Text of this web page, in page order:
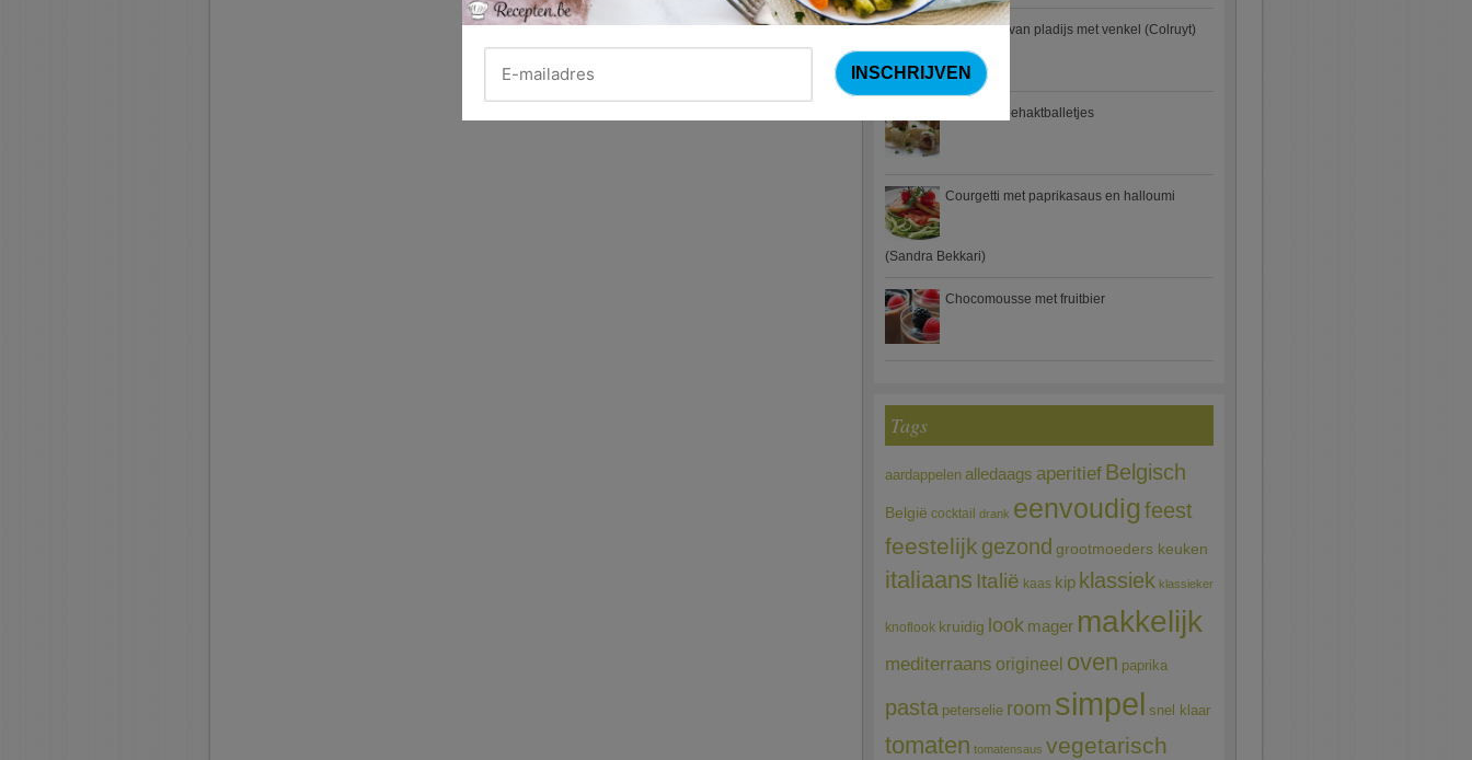
Waterzooi van pladijs met venkel (Colruyt)
Zweedse gehaktballetjes
Courgetti met paprikasaus en halloumi
(Sandra Bekkari)
Chocomousse met fruitbier
Tags
aardappelen alledaags aperitief Belgisch
België cocktail drank eenvoudigfeest
feestelijk gezond grootmoeders keuken
italiaans Italië kaas kip klassiek klassieker
knoflook kruidig look mager makkelijk
mediterraans origineel oven paprika
pasta peterselie room simpel snel klaar
tomaten tomatensaus vegetarisch